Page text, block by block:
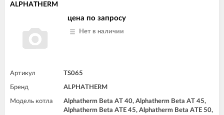
ALPHATHERM
цена по запросу
Нет в наличии
Артикул TS065
Бренд ALPHATHERM
Модель котла
Alphatherm Beta AT 40, Alphatherm Beta AT 45,
Alphatherm Beta ATE 45, Alphatherm Beta ATE 50,